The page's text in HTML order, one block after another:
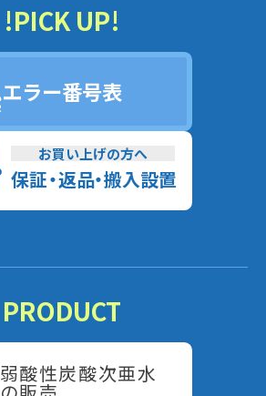
!PICK UP!
エラー番号表
お買い上げの方へ
保証・返品・搬入設置
PRODUCT
弱酸性炭酸次亜水